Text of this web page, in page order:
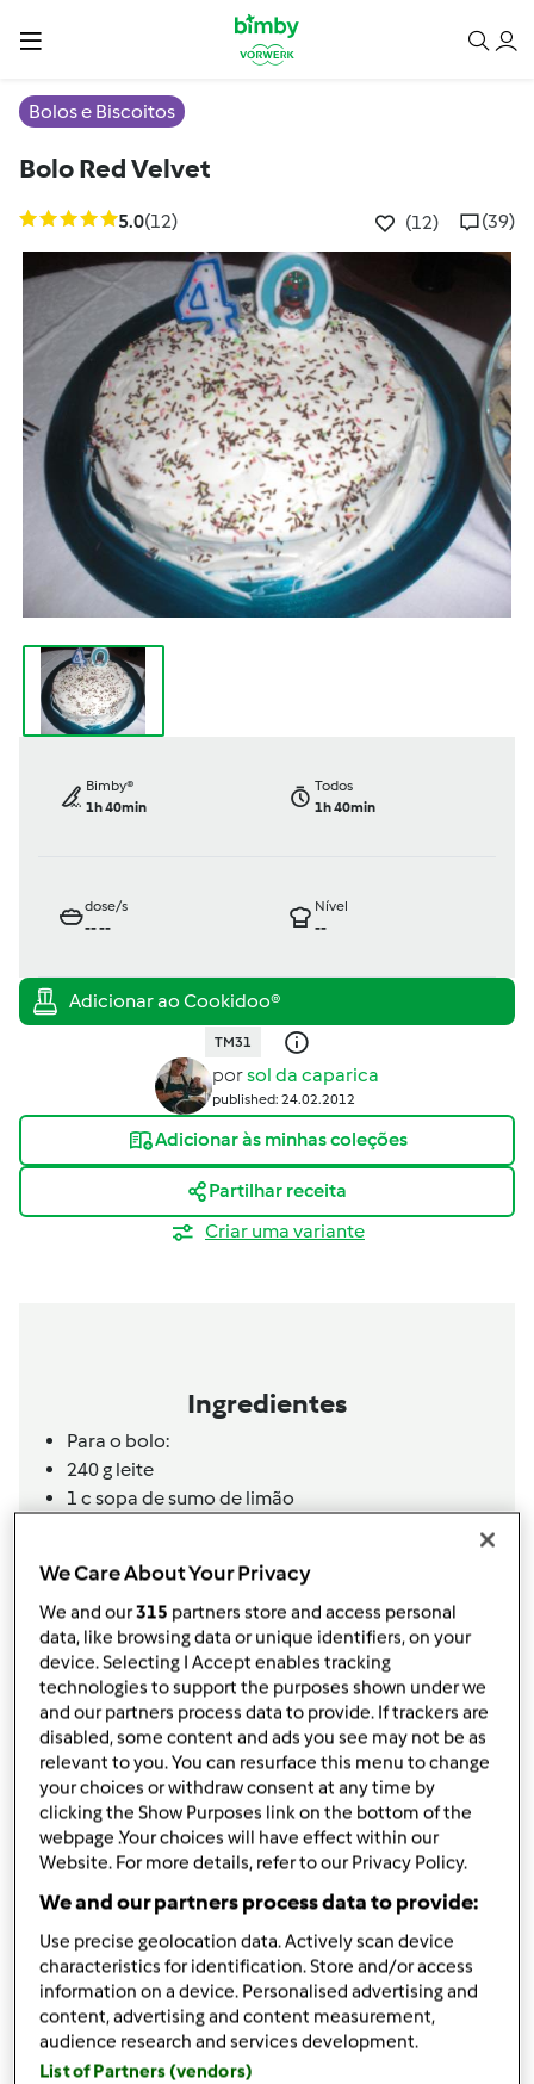
Bolos e Biscoitos
Bolo Red Velvet
5.0(12) (12) (39)
Bimby®
1h 40min
Todos
1h 40min
dose/s
----
Nível
--
TM31
porsol da caparica
published: 24.02.2012
Adicionar às minhas coleções
Partilhar receita
Criar uma variante
Ingredientes
Para o bolo:
240g leite
1 c sopa de sumo de limão
1 pitada de sal
2 c sopa de cacau em pó
110 g manteiga
300gaçúcar
2ovo,s
1 c chá de essência d baunilha
2 c sopa de corante alimenta vermelho
1 c chá de vinagre
1 c chá de bicarbonato de sódio
Para a cobertura:
110g açúcar
400g natas,frescas e frias, com 35% de gordura
1 c chá de essência de baunilha
Adicionar à lista de compras
We Care About Your Privacy
We and our315 partners store and access personal
data, like browsing data or unique identifiers, on your
device. Selecting I Accept enables tracking
technologies to support the purposes shown under we
and our partners process data to provide. If trackers are
disabled, some content and ads you see may not be as
relevant to you. You can resurface this menu to change
your choices or withdraw consent at any time by
clicking the Show Purposes link on the bottom of the
webpage .Your choices will have effect within our
Website. For more details, refer to our Privacy Policy.
We and our partners process data to provide:
Use precise geolocation data. Actively scan device
characteristics for identification. Store and/or access
information on a device. Personalised advertising and
content, advertising and content measurement,
audience research and services development.
List of Partners (vendors)